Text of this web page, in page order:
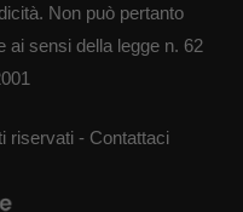
Non può pertanto
ai sensi della legge n. 62
riservati - Contattaci